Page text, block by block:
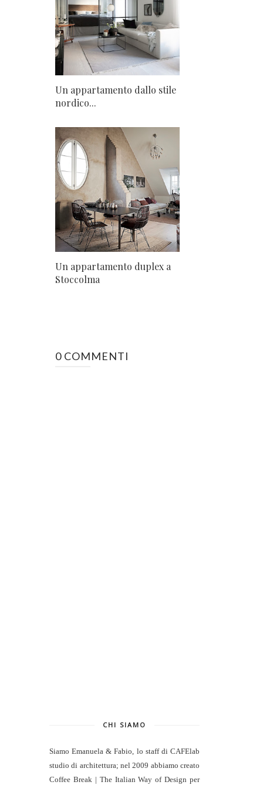
Un appartamento dallo stile
nordico...
Un appartamento duplex a
Stoccolma
0 COMMENTI
CHI SIAMO
Siamo Emanuela & Fabio, lo staff di CAFElab
studio di architettura; nel 2009 abbiamo creato
Coffee Break | The Italian Way of Design per